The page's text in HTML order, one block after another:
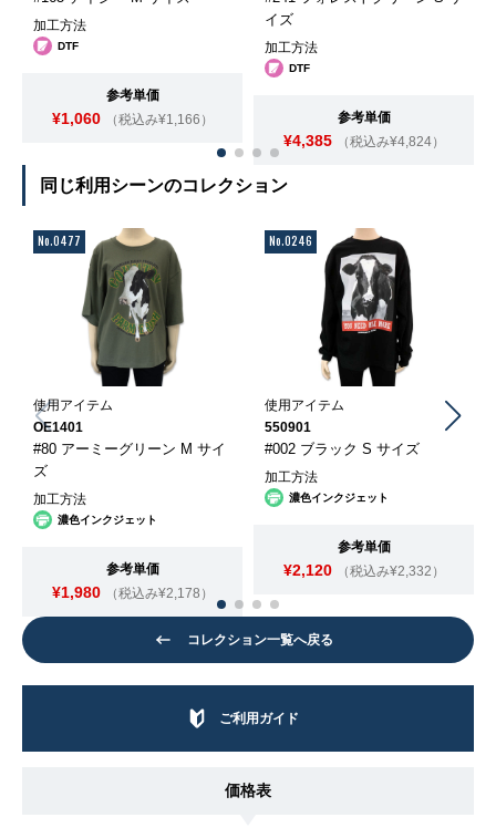
ご利用ガイド
価格表
加工方法
DTF
参考単価
¥1,060 （税込み¥1,166）
イズ
加工方法
DTF
参考単価
¥4,385 （税込み¥4,824）
同じ利用シーンのコレクション
No.0477
使用アイテム
OE1401
#80 アーミーグリーン M サイ
ズ
加工方法
濃色インクジェット
参考単価
¥1,980 （税込み¥2,178）
No.0246
使用アイテム
550901
#002 ブラック S サイズ
加工方法
濃色インクジェット
参考単価
¥2,120 （税込み¥2,332）
コレクション一覧へ戻る